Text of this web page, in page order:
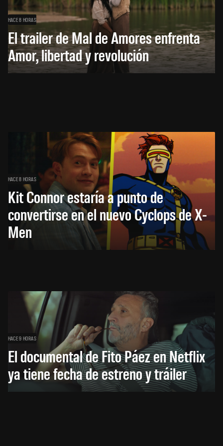
HACE 8 HORAS
El trailer de Mal de Amores enfrenta
Amor, libertad y revolución
HACE 8 HORAS
Kit Connor estaría a punto de
convertirse en el nuevo Cyclops de X-
Men
HACE 9 HORAS
El documental de Fito Páez en Netflix
ya tiene fecha de estreno y tráiler